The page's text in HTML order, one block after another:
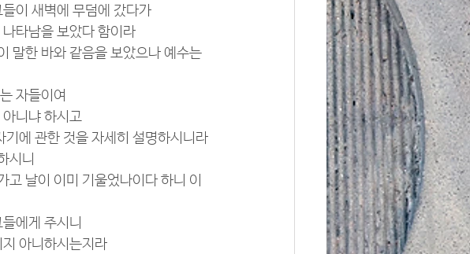
이 새벽에 무덤에 갔다가
타남을 보았다 함이라
말한 바와 같음을 보았으나 예수는
자들이여
니냐 하시고
에 관한 것을 자세히 설명하시니라
시니
날이 이미 기울었나이다 하니 이
에게 주시니
아니하시는지라